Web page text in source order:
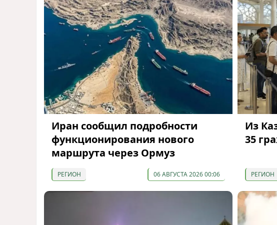
Иран сообщил подробности
функционирования нового
маршрута через Ормуз
РЕГИОН 06 АВГУСТА 2026 00:06
Из
35
РЕГИОН